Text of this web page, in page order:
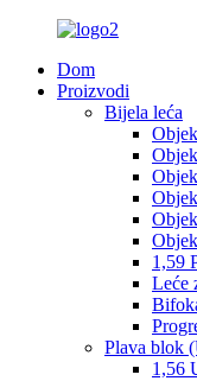
Dom
Proizvodi
Bijela leća
1,59
Leće
Plava blok
1,56